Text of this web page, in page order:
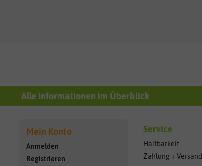
Alle Informationen im Überblick
Mein Konto
Anmelden
Registrieren
Service
Haltbarkeit
Zahlung + Versand